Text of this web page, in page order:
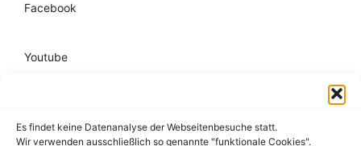
Es findet keine Datenanalyse der Webseitenbesuche statt.
Wir verwenden ausschließlich so genannte "funktionale Cookies".
Facebook
Youtube